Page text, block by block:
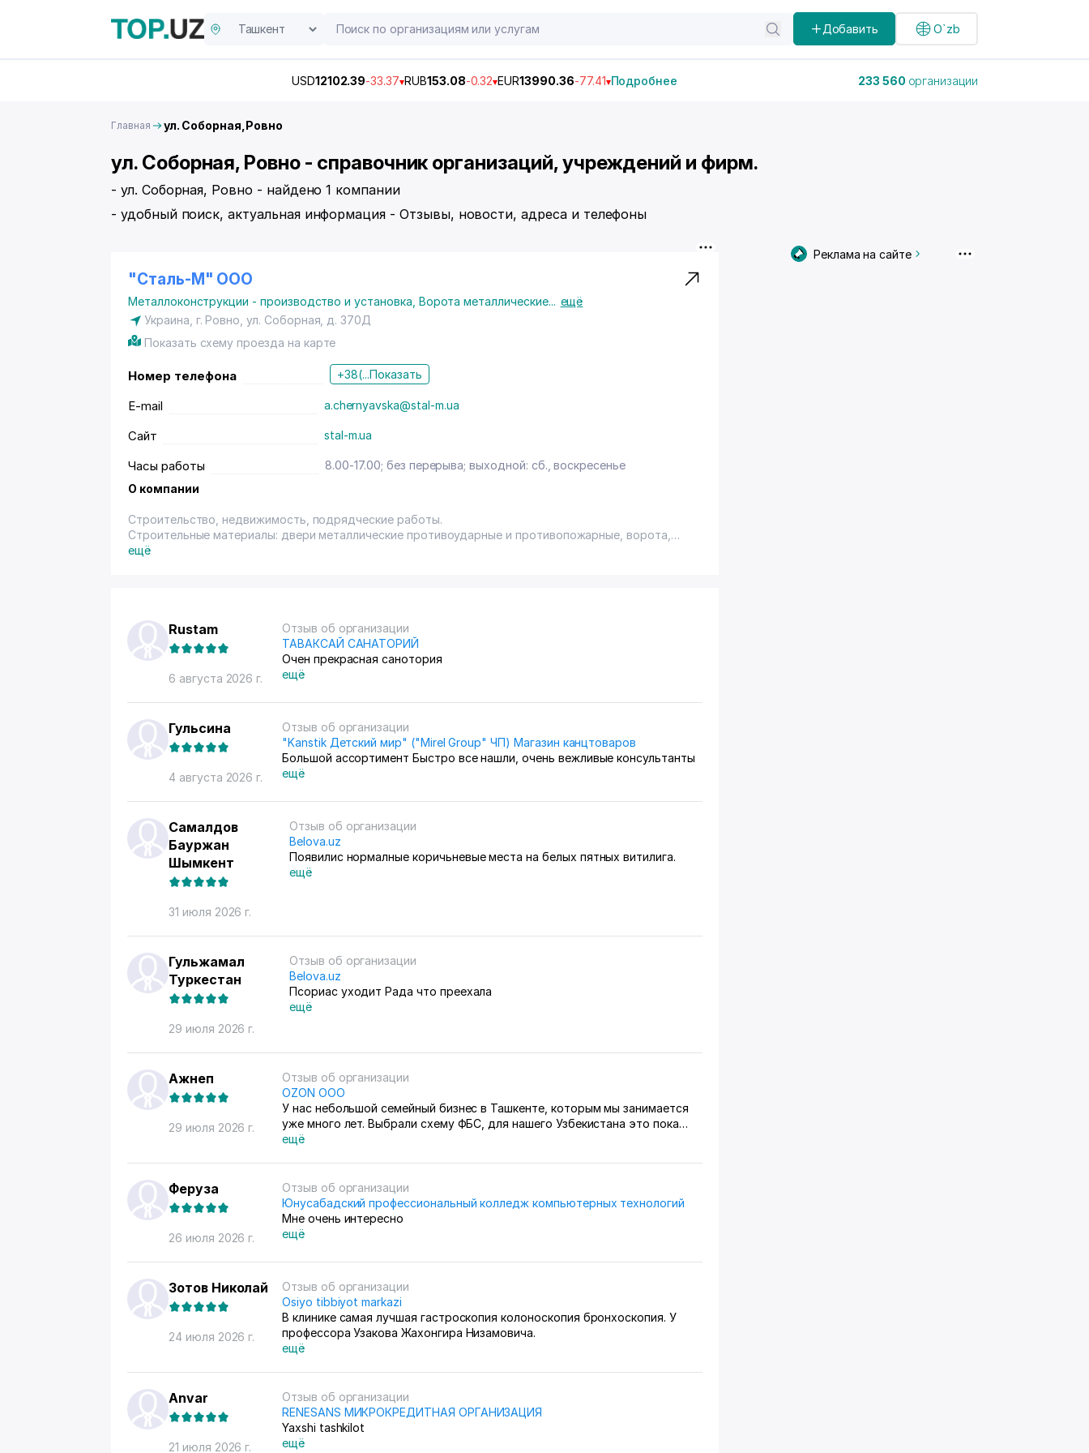
Добавить O`zb
USD12102.39-33.37 RUB153.08-0.32 EUR13990.36-77.41 Подробнее 233 560 организации
Главная ул. Соборная,Ровно
ул. Соборная, Ровно - справочник организаций, учреждений и фирм.
- ул. Соборная, Ровно - найдено 1 компании
- удобный поиск, актуальная информация - Отзывы, новости, адреса и телефоны
"Сталь-М" ООО
Металлоконструкции - производство и установка Ворота металлические... ещё
Украина, г. Ровно ,ул. Соборная , д. 370Д
Показать схему проезда на карте
Номер телефона +38(...Показать
E-mail a.chernyavska@stal-m.ua
Сайт stal-m.ua
Часы работы
8.00-17.00; без перерыва; выходной: сб., воскресенье
О компании
Строительство, недвижимость, подрядческие работы.
Строительные материалы: двери металлические противоударные и противопожарные, ворота,
люки.
ещё
Rustam
6 августа 2026 г.
Отзыв об организации
ТАВАКСАЙ САНАТОРИЙ
Очен прекрасная санотория
ещё
Гульсина
4 августа 2026 г.
Отзыв об организации
"Kanstik Детский мир" ("Mirel Group" ЧП) Магазин канцтоваров
Большой ассортимент Быстро все нашли, очень вежливые консультанты
ещё
Самалдов
Бауржан
Шымкент
31 июля 2026 г.
Отзыв об организации
Belova.uz
Появилис нормалные коричьневые места на белых пятных витилига.
ещё
Гульжамал
Туркестан
29 июля 2026 г.
Отзыв об организации
Belova.uz
Псориас уходит Рада что преехала
ещё
Ажнеп
29 июля 2026 г.
Отзыв об организации
OZON ООО
У нас небольшой семейный бизнес в Ташкенте, которым мы занимается
уже много лет. Выбрали схему ФБС, для нашего Узбекистана это пока
единственный вариант. Дома все сами упаковываем и маркируем, а
продажами следим через приложение, оно очень помогает все
контролировать, да и удобное само по себе
ещё
Феруза
26 июля 2026 г.
Отзыв об организации
Юнусабадский профессиональный колледж компьютерных технологий
Мне очень интересно
ещё
Зотов Николай
24 июля 2026 г.
Отзыв об организации
Osiyo tibbiyot markazi
В клинике самая лучшая гастроскопия колоноскопия бронхоскопия. У
профессора Узакова Жахонгира Низамовича.
ещё
Anvar
21 июля 2026 г.
Отзыв об организации
RENESANS МИКРОКРЕДИТНАЯ ОРГАНИЗАЦИЯ
Yaxshi tashkilot
ещё
Реклама на сайте